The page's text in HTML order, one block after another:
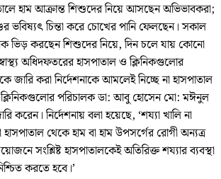
হাম আক্রান্ত শিশুদের নিয়ে আসছেন অভিভাবকরা;
ভবিষ্যৎ চিন্তা করে চোখের পানি ফেলছেন। সকাল
ভিড় করছেন শিশুদের নিয়ে, দিন চলে যায় কোনো
অধিদফতরের হাসপাতাল ও ক্লিনিকগুলোর
করা নির্দেশনাকে আমলেই নিচ্ছে না হাসপাতাল
ক্লিনিকগুলোর পরিচালক ডা: আবু হোসেন মো: মঈনুল
করেন। নির্দেশনায় বলা হয়েছে, ‘শয্যা খালি না
থেকে হাম বা হাম উপসর্গের রোগী অন্যত্র
সংশ্লিষ্ট হাসপাতালকেই অতিরিক্ত শয্যার ব্যবস্থা
করতে হবে।’